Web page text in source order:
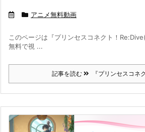
アニメ無料動画
このページは『プリンセスコネクト！
無料で視 ...
記事を読む 『プリンセスコネ